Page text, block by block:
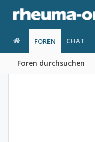
FOREN
Foren durchsuchen
CHAT